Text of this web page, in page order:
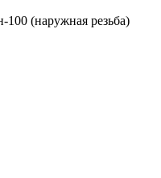
(наружная резьба)